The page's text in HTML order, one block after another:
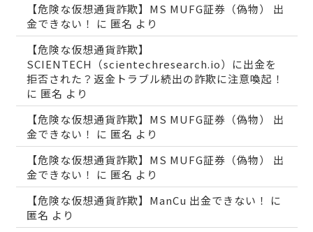
【危険な仮想通貨詐欺】MS MUFG証券（偽物） 出
金できない！
に 匿名 より
【危険な仮想通貨詐欺】
SCIENTECH（scientechresearch.io）に出金を
拒否された？返金トラブル続出の詐欺に注意喚起！
に 匿名 より
【危険な仮想通貨詐欺】MS MUFG証券（偽物） 出
金できない！
に 匿名 より
【危険な仮想通貨詐欺】MS MUFG証券（偽物） 出
金できない！
に 匿名 より
【危険な仮想通貨詐欺】ManCu 出金できない！
に
匿名 より